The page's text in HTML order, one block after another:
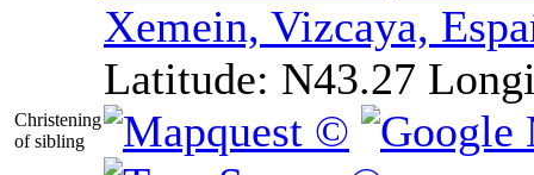
Christening
of sibling
Xemein, Vizcaya,
Latitude: N43.27